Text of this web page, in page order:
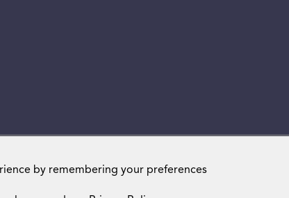
Weizmann Institute of Science. All rights reserved
by remembering your preferences